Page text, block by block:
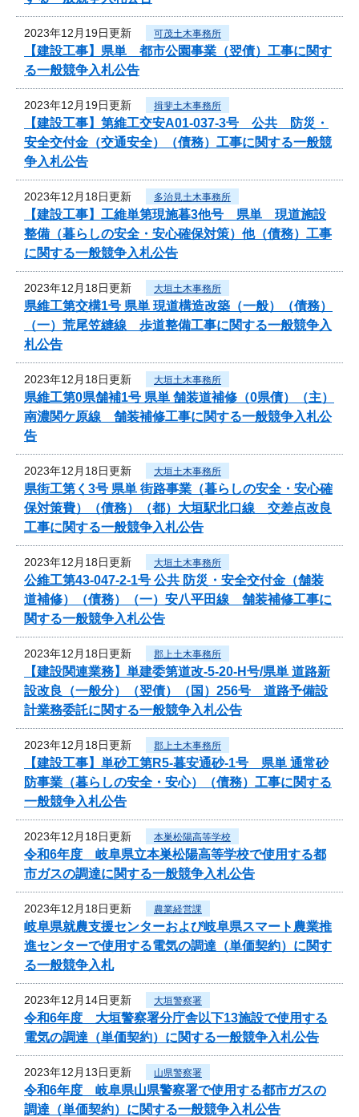
2023年12月19日更新 可茂土木事務所
【建設工事】県単 都市公園事業（翌債）工事に関す
る一般競争入札公告
2023年12月19日更新 揖斐土木事務所
【建設工事】第維工交安A01-037-3号 公共 防災・
安全交付金（交通安全）（債務）工事に関する一般競
争入札公告
2023年12月18日更新 多治見土木事務所
【建設工事】工維単第現施暮3他号 県単 現道施設
整備（暮らしの安全・安心確保対策）他（債務）工事
に関する一般競争入札公告
2023年12月18日更新 大垣土木事務所
県維工第交構1号 県単 現道構造改築（一般）（債務）
（一）荒尾笠縫線 歩道整備工事に関する一般競争入
札公告
2023年12月18日更新 大垣土木事務所
県維工第0県舗補1号 県単 舗装道補修（0県債）（主）
南濃関ケ原線 舗装補修工事に関する一般競争入札公
告
2023年12月18日更新 大垣土木事務所
県街工第く3号 県単 街路事業（暮らしの安全・安心確
保対策費）（債務）（都）大垣駅北口線 交差点改良
工事に関する一般競争入札公告
2023年12月18日更新 大垣土木事務所
公維工第43-047-2-1号 公共 防災・安全交付金（舗装
道補修）（債務）（一）安八平田線 舗装補修工事に
関する一般競争入札公告
2023年12月18日更新 郡上土木事務所
【建設関連業務】単建委第道改-5-20-H号/県単 道路新
設改良（一般分）（翌債）（国）256号 道路予備設
計業務委託に関する一般競争入札公告
2023年12月18日更新 郡上土木事務所
【建設工事】単砂工第R5-暮安通砂-1号 県単 通常砂
防事業（暮らしの安全・安心）（債務）工事に関する
一般競争入札公告
2023年12月18日更新 本巣松陽高等学校
令和6年度 岐阜県立本巣松陽高等学校で使用する都
市ガスの調達に関する一般競争入札公告
2023年12月18日更新 農業経営課
岐阜県就農支援センターおよび岐阜県スマート農業推
進センターで使用する電気の調達（単価契約）に関す
る一般競争入札
2023年12月14日更新 大垣警察署
令和6年度 大垣警察署分庁舎以下13施設で使用する
電気の調達（単価契約）に関する一般競争入札公告
2023年12月13日更新 山県警察署
令和6年度 岐阜県山県警察署で使用する都市ガスの
調達（単価契約）に関する一般競争入札公告